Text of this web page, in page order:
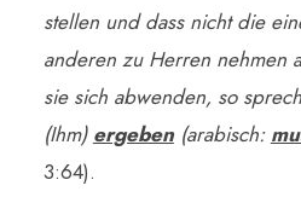
stellen und dass nicht die
anderen zu Herren nehmen
sie sich abwenden, so
(Ihm) ergeben(arabisch:
3:64).